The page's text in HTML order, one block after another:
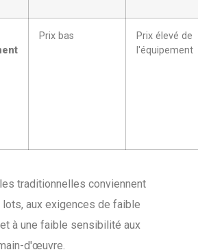
Prix bas
Prix élevé de
l'équipement
traditionnelles conviennent
aux exigences de faible
à une faible sensibilité aux
d'œuvre.